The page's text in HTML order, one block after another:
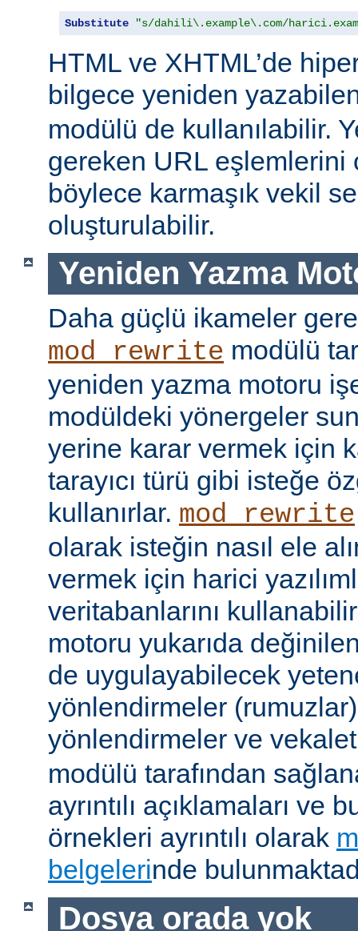
Substitute "s/dahili\.example\.com/
HTML ve XHTML’de
bilgece yeniden
modülü de kullanılabilir.
gereken URL eşlemlerini
böylece karmaşık vekil
oluşturulabilir.
Yeniden Yazma
Daha güçlü ikameler
mod_rewrite modülü
yeniden yazma motoru
modüldeki yönergeler
yerine karar vermek için
tarayıcı türü gibi isteğe
kullanırlar. mod_rewrite
olarak isteğin nasıl ele
vermek için harici
veritabanlarını
motoru yukarıda
de uygulayabilecek
yönlendirmeler
yönlendirmeler ve
modülü tarafından
ayrıntılı açıklamaları ve
örnekleri ayrıntılı olarak
belgelerinde
Dosya orada yok